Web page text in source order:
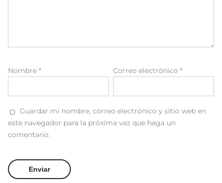
Nombre * Correo electrónico*
Guardar mi nombre, correo electrónico y sitio web en
este navegador para la próxima vez que haga un
comentario.